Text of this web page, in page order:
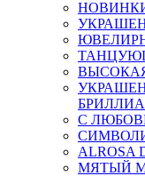
С
ALROSA
МЯТЫЙ